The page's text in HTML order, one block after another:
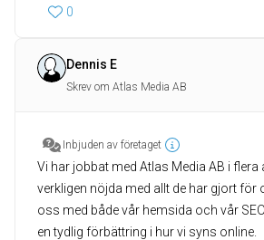
0
Dennis E
Skrev om Atlas Media AB
Inbjuden av företaget
Vi har jobbat med Atlas Media AB i flera
verkligen nöjda med allt de har gjort för
oss med både vår hemsida och vår
en tydlig förbättring i hur vi syns online.